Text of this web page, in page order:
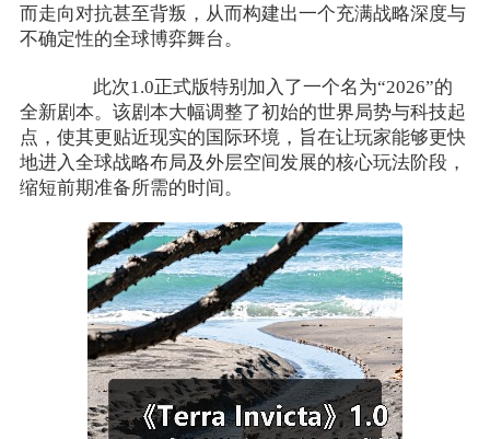
而走向对抗甚至背叛，从而构建出一个充满战略深度与
不确定性的全球博弈舞台。
此次1.0正式版特别加入了一个名为“2026”的
全新剧本。该剧本大幅调整了初始的世界局势与科技起
点，使其更贴近现实的国际环境，旨在让玩家能够更快
地进入全球战略布局及外层空间发展的核心玩法阶段，
缩短前期准备所需的时间。